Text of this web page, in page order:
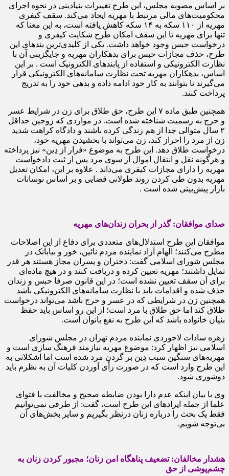
بر اساس مصوبه مجلس، این طرح تغییرات بنیادینی در نحوه اجرای
محکومیت‌های مالی مرتبط با مهریه ایجاد می‌کند. سقف کیفری
مهریه از ۱۱۰ سکه به ۱۴ سکه کاهش یافته است، به این معنا که
تنها برای مهریه تا این سقف امکان طرح شکایت کیفری و
درخواست حبس وجود خواهد داشت. یکی از کلیدی‌ترین بندهای این
طرح، حذف مجازات حبس برای بدهکاران مهریه و جایگزینی آن با
نظارت الکترونیکی و استفاده از پابندهای الکترونیک است . بر این
اساس، بدهکاران مهریه تحت نظارت سامانه‌های الکترونیکی قرار
می‌گیرند تا بتوانند به کار خود ادامه داده و بدهی خود را به تدریج
پرداخت کنند.
همچنین طبق ماده ۷ این طرح، حق طلاق برای زن در شرایط عسر
و حرج به رسمیت شناخته شده است. در مواردی که زوجین حداقل
۲ سال متوالی جدا از هم زندگی کرده باشند و دادگاه کراهت شدید
زن از مرد را احراز کند، زن می‌تواند با بخشیدن مهریه خود،
درخواست طلاق دهد. این طرح به موضوع «فرار از دِین» نیز پرداخته
و هرگونه نقل و انتقال اموال از سوی مرد پس از ثبت دادخواست
مهریه را دارای مجازات کیفری می‌داند . علاوه بر این، امکان تعدیل
مهریه بدون طی کردن روند طولانی قضایی و بر اساس نوسانات
بازار پیش‌بینی شده است .
صدای موافقان: گذر از بحران زندان‌های مهریه
موافقان این طرح استدلال‌های متعددی برای دفاع از این اصلاحات
مطرح می‌کنند؛ الهام آزاد نماینده مردم نائین، خور و بیابانک در
مجلس شورای اسلامی گفت: دختران و پسران مجاز هستند هر قدر
تمایل داشتند؛ مهریه تعیین کرده و دریافت کنند و در هیچ ماده‌ای
برای آن سقف تعیین نشده است؛ در این قانون صرفا حبس و زندان
حذف شده و اقدامات باید با نظارت سامانه‌های الکترونیکی باشد
همچنین زن در شرایطی که در عسر و حرج باشد می‌تواند درخواست
طلاق کند اما حق طلاق با مرد است؛ از این رو اساس باید حفظ
بنیان خانواده باشد که این طرح به نفع بانوان است.
زهره سادات لاجوردی نماینده مردم تهران در مجلس شورای
اسلامی نیز اظهار کرد: موضوع مهریه نیازمند فرهنگ سازی است و
مهریه‌های سنگین سبب دِین بر گردن مرد شده است اما اشکلاتی به
این طرح وارد است که در صورت رأی آوردن کلیات آن به نظرم باید
دوشوری شود.
وی با بیان اینکه عدم دارا بودن ضابطه صحیح و مخالفت با فتوای
علما از جمله ایرادهای این طرح است، گفت: از طرفی نمی‌توانیم
فقط یک بحث را درباره زنان درنظر بگیریم و سایر بخش‌های آن
بی‌توجه شویم.
هشدار مخالفان: تضعیف پناهگاه امن زنان؛ مجبور کردن زنان به
چشم‌پوشی از حق